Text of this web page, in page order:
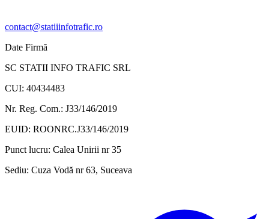
contact@statiiinfotrafic.ro
Date Firmă
SC STATII INFO TRAFIC SRL
CUI: 40434483
Nr. Reg. Com.: J33/146/2019
EUID: ROONRC.J33/146/2019
Punct lucru: Calea Unirii nr 35
Sediu: Cuza Vodă nr 63, Suceava